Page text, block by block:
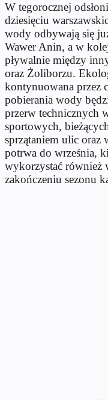
W tegorocznej
dziesięciu
wody odbywają się
Wawer Anin, a w
pływalnie między
oraz Żoliborzu.
kontynuowana przez
pobierania wody
przerw technicznych
sportowych,
sprzątaniem ulic
potrwa do września,
wykorzystać również
zakończeniu sezonu